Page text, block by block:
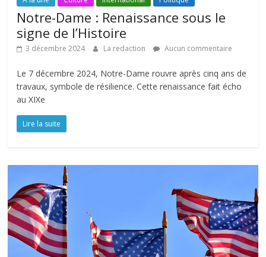
Notre-Dame : Renaissance sous le
signe de l’Histoire
3 décembre 2024 La redaction Aucun commentaire
Le 7 décembre 2024, Notre-Dame rouvre après cinq ans de
travaux, symbole de résilience. Cette renaissance fait écho
au XIXe
Lire la suite